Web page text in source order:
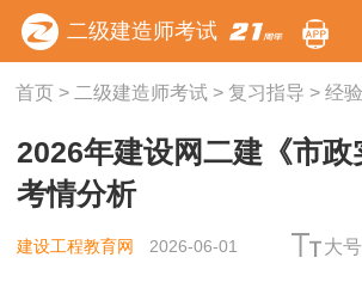
二级建造师考试
首页> 二级建造师考试> 复习指导 > 经
2026年建设网二建《市政
考情分析
建设工程教育网 2026-06-01 大号